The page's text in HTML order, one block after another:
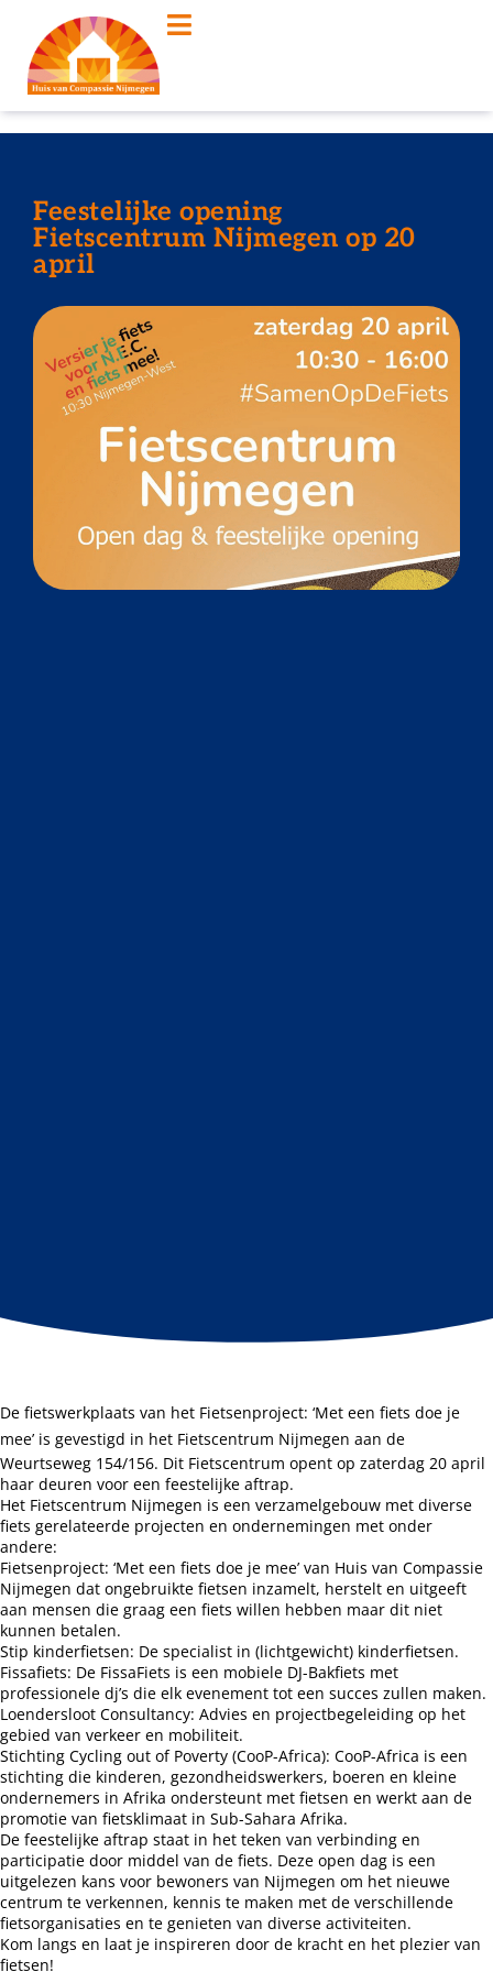
Feestelijke opening
Fietscentrum Nijmegen op 20
april
De fietswerkplaats van het Fietsenproject: ‘Met een fiets doe je
mee’ is gevestigd in het Fietscentrum Nijmegen aan de
Weurtseweg 154/156. Dit Fietscentrum opent op zaterdag 20 april
haar deuren voor een feestelijke aftrap.
Het Fietscentrum Nijmegen is een verzamelgebouw met diverse
fiets gerelateerde projecten en ondernemingen met onder
andere:
Fietsenproject: ‘Met een fiets doe je mee’ van Huis van Compassie
Nijmegen dat ongebruikte fietsen inzamelt, herstelt en uitgeeft
aan mensen die graag een fiets willen hebben maar dit niet
kunnen betalen.
Stip kinderfietsen: De specialist in (lichtgewicht) kinderfietsen.
Fissafiets: De FissaFiets is een mobiele DJ-Bakfiets met
professionele dj’s die elk evenement tot een succes zullen maken.
Loendersloot Consultancy: Advies en projectbegeleiding op het
gebied van verkeer en mobiliteit.
Stichting Cycling out of Poverty (CooP-Africa): CooP-Africa is een
stichting die kinderen, gezondheidswerkers, boeren en kleine
ondernemers in Afrika ondersteunt met fietsen en werkt aan de
promotie van fietsklimaat in Sub-Sahara Afrika.
De feestelijke aftrap staat in het teken van verbinding en
participatie door middel van de fiets. Deze open dag is een
uitgelezen kans voor bewoners van Nijmegen om het nieuwe
centrum te verkennen, kennis te maken met de verschillende
fietsorganisaties en te genieten van diverse activiteiten.
Kom langs en laat je inspireren door de kracht en het plezier van
fietsen!